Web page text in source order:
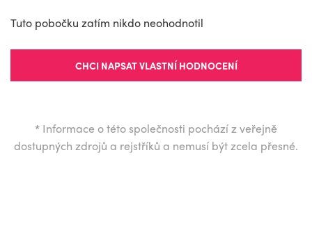
Tuto pobočku zatím nikdo neohodnotil
CHCI NAPSAT VLASTNÍ HODNOCENÍ
* Informace o této společnosti pochází z veřejně
dostupných zdrojů a rejstříků a nemusí být zcela přesné.